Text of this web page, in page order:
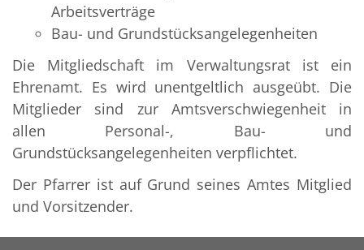
Arbeitsverträge
Bau- und Grundstücksangelegenheiten
Die Mitgliedschaft im Verwaltungsrat ist ein
Ehrenamt. Es wird unentgeltlich ausgeübt. Die
Mitglieder sind zur Amtsverschwiegenheit in
allen Personal-, Bau- und
Grundstücksangelegenheiten verpflichtet.
Der Pfarrer ist auf Grund seines Amtes Mitglied
und Vorsitzender.